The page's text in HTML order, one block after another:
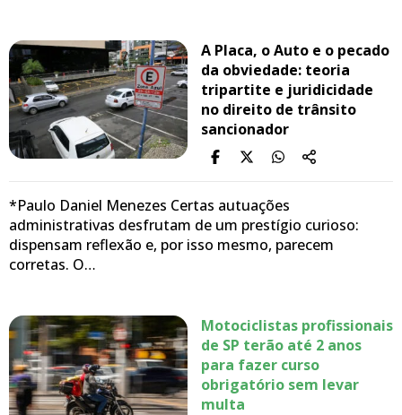
A Placa, o Auto e o pecado
da obviedade: teoria
tripartite e juridicidade
no direito de trânsito
sancionador
*Paulo Daniel Menezes Certas autuações
administrativas desfrutam de um prestígio curioso:
dispensam reflexão e, por isso mesmo, parecem
corretas. O…
Motociclistas profissionais
de SP terão até 2 anos
para fazer curso
obrigatório sem levar
multa